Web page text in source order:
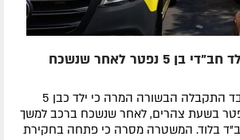
טרגדיה נוראית: ילד חב"די בן 5 נפטר לאחר שנשכח
בצער רב ובזעזוע כבד התקבלה הבשורה המרה כי ילד כבן 5
בשעת צהרים, לאחר שנשכח ברכב למשך
בלוד. המשטרה מסרה כי פתחה בחקירת